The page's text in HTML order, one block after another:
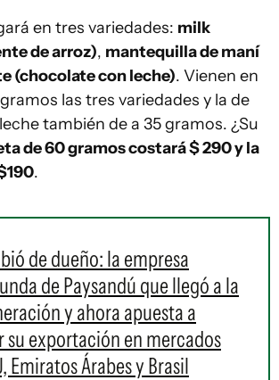
en tres variedades: milk
de arroz), mantequilla de maní
(chocolate con leche). Vienen en
las tres variedades y la de
también de a 35 gramos. ¿Su
de 60 gramos costará $ 290 y la
.
de dueño: la empresa
de Paysandú que llegó a la
y ahora apuesta a
su exportación en mercados
Emiratos Árabes y Brasil